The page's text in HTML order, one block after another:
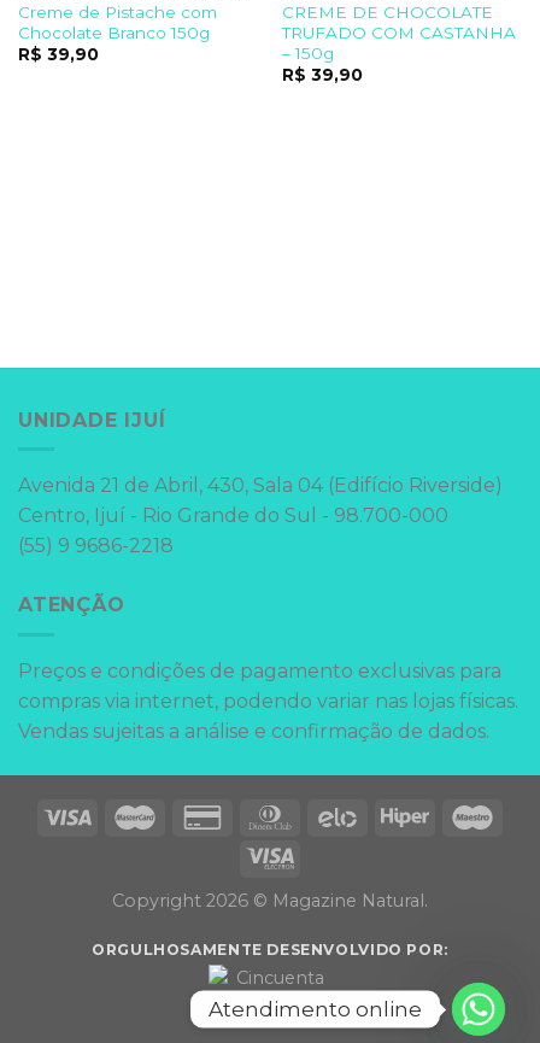
Creme de Pistache com
Chocolate Branco 150g
R$ 39,90
CREME DE CHOCOLATE
TRUFADO COM CASTANHA
– 150g
R$ 39,90
UNIDADE IJUÍ
Avenida 21 de Abril, 430, Sala 04 (Edifício Riverside)
Centro, Ijuí - Rio Grande do Sul - 98.700-000
(55) 9 9686-2218
ATENÇÃO
Preços e condições de pagamento exclusivas para
compras via internet, podendo variar nas lojas físicas.
Vendas sujeitas a análise e confirmação de dados.
Copyright 2026 © Magazine Natural.
ORGULHOSAMENTE DESENVOLVIDO POR:
Atendimento online